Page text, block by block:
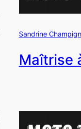
Sandrine
Maîtrise